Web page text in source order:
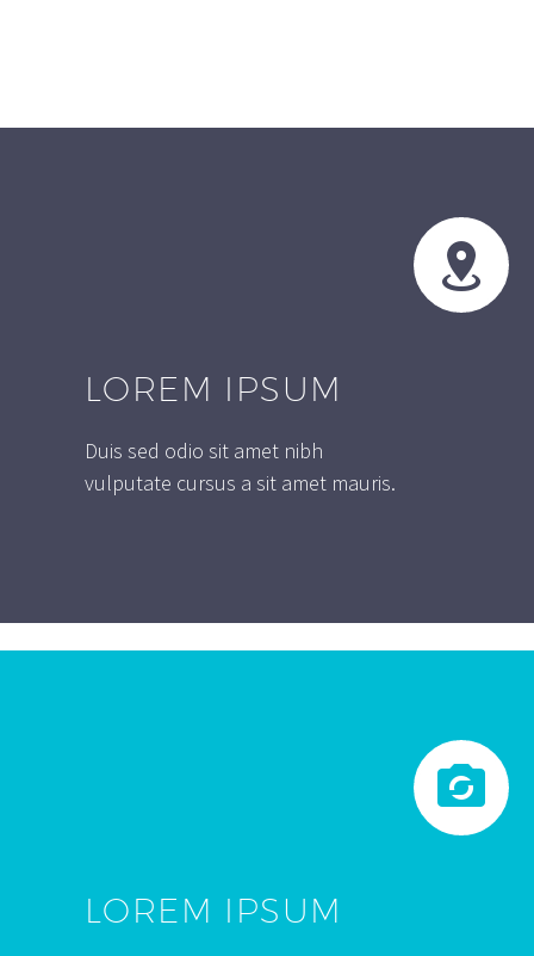


LOREM IPSUM
Duis sed odio sit amet nibh
vulputate cursus a sit amet mauris.


LOREM IPSUM